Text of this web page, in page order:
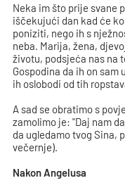
Neka im što prije svane
iščekujući dan kad će
poniziti, nego ih s
neba. Marija, žena,
životu, podsjeća nas na
Gospodina da ih on sam
ih oslobodi od tih
A sad se obratimo s
zamolimo je: "Daj nam
da ugledamo tvog Sina,
večernje).
Nakon Angelusa